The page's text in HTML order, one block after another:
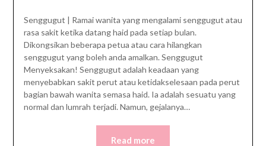
Senggugut | Ramai wanita yang mengalami senggugut atau
rasa sakit ketika datang haid pada setiap bulan.
Dikongsikan beberapa petua atau cara hilangkan
senggugut yang boleh anda amalkan. Senggugut
Menyeksakan! Senggugut adalah keadaan yang
menyebabkan sakit perut atau ketidakselesaan pada perut
bagian bawah wanita semasa haid. Ia adalah sesuatu yang
normal dan lumrah terjadi. Namun, gejalanya…
Read more